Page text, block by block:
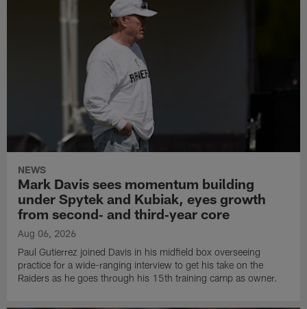
NEWS
Mark Davis sees momentum building
under Spytek and Kubiak, eyes growth
from second‑ and third‑year core
Aug 06, 2026
Paul Gutierrez joined Davis in his midfield box overseeing
practice for a wide-ranging interview to get his take on the
Raiders as he goes through his 15th training camp as owner.